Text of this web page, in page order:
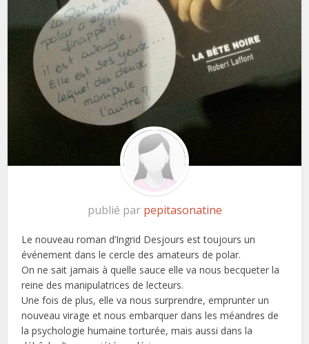
publié par pepitasonatine
Le nouveau roman d’Ingrid Desjours est toujours un
événement dans le cercle des amateurs de polar.
On ne sait jamais à quelle sauce elle va nous becqueter la
reine des manipulatrices de lecteurs.
Une fois de plus, elle va nous surprendre, emprunter un
nouveau virage et nous embarquer dans les méandres de
la psychologie humaine torturée, mais aussi dans la